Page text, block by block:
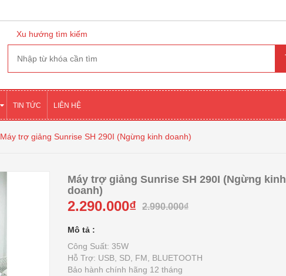
Xu hướng tìm kiếm
TIN TỨC LIÊN HỆ
Máy trợ giảng Sunrise SH 290I (Ngừng kinh doanh)
Máy trợ giảng Sunrise SH 290I (Ngừng kinh
doanh)
2.290.000₫ 2.990.000₫
Mô tả :
Công Suất: 35W
Hỗ Trợ: USB, SD, FM, BLUETOOTH
Bảo hành chính hãng 12 tháng